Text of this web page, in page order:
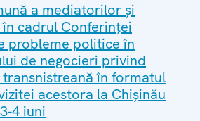
a mediatorilor și
cadrul Conferinței
probleme politice în
de negocieri privind
în formatul
acestora la Chișinău
4 iuni